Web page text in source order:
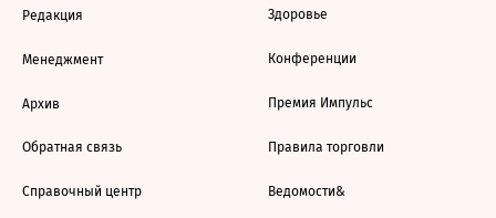
Редакция
Менеджмент
Архив
Обратная связь
Справочный центр
Здоровье
Конференции
Премия Импульс
Правила торговли
Ведомости&